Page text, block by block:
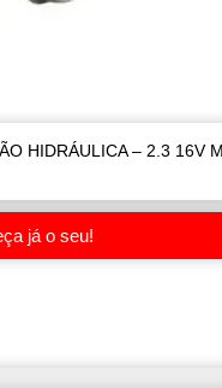
HIDRÁULICA – 2.3 16V
já o seu!